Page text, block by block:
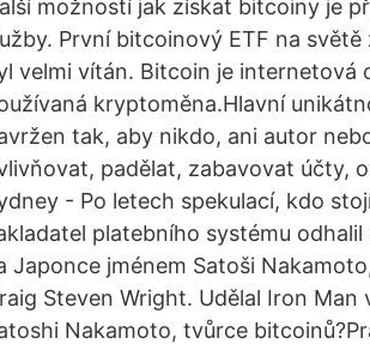
možností jak získat bitcoiny je
První bitcoinový ETF na
velmi vítán. Bitcoin je internetová
kryptoměna.Hlavní
tak, aby nikdo, ani autor
padělat, zabavovat účty,
- Po letech spekulací, kdo
platebního systému
Japonce jménem Satoši
Steven Wright. Udělal Iron
Nakamoto, tvůrce